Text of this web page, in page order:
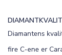
Diamantens
fire C-ene er